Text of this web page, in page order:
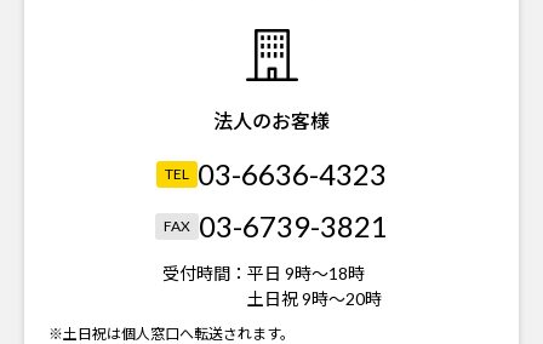
法人のお客様
TEL 03-6636-4323
FAX 03-6739-3821
受付時間： 平日 9時～18時
土日祝 9時～20時
※土日祝は個人窓口へ転送されます。